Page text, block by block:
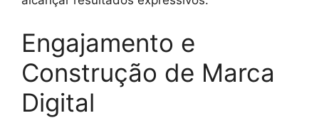
Engajamento e
Construção de Marca
Digital